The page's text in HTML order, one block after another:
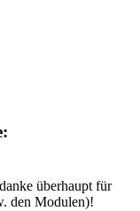
überhaupt für
den Modulen)!